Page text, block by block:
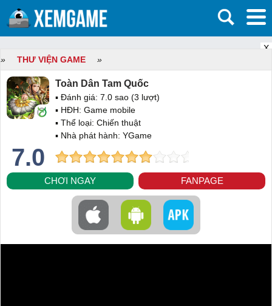
X
»
THƯ VIỆN GAME »
Toàn Dân Tam Quốc
▪ Đánh giá: 7.0 sao (3 lượt)
▪ HĐH: Game mobile
▪ Thể loại: Chiến thuật
▪ Nhà phát hành: YGame
7.0
CHƠI NGAY FANPAGE